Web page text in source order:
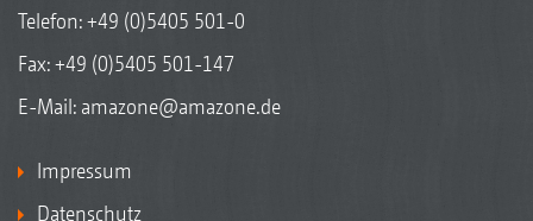
Telefon:+49 (0)5405 501-0
Fax: +49 (0)5405 501-147
E-Mail: amazone@amazone.de
Impressum
Datenschutz